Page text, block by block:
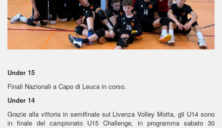
Under 15
Finali Nazionali a Capo di Leuca in corso.
Under 14
Grazie alla vittoria in semifinale sul Livenza Volley Motta, gli U14 sono
in finale del campionato U15 Challenge, in programma sabato 30